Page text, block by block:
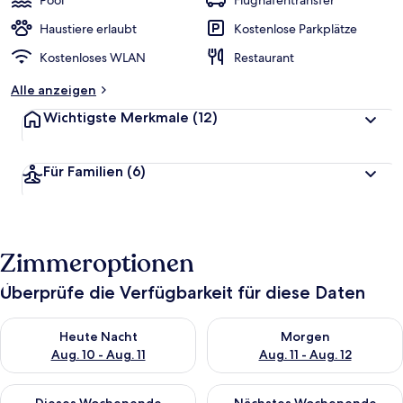
Haustiere erlaubt
Kostenlose Parkplätze
Kostenloses WLAN
Restaurant
Alle anzeigen
Wichtigste Merkmale (12)
Für Familien (6)
Zimmeroptionen
Überprüfe die Verfügbarkeit für diese Daten
Heute Nacht
Aug. 10 - Aug. 11
Überprüfe die Verfügbarkeit für heute Nacht, Aug. 10 - Aug.
Morgen
Aug. 11 - Aug. 12
Überprüfe die Verfügbarkeit
Überprüfe die Verfügbarkeit für dieses Wochenende, Aug. 14
Überprüfe die Verfügbarkeit